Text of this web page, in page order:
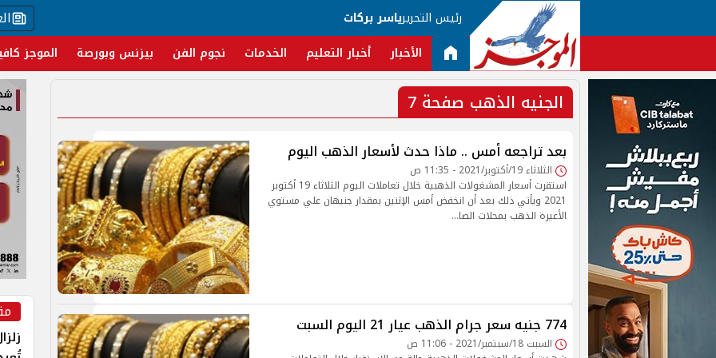
رئيس التحريرياسر بركات
الأخبار أخبار التعليم الخدمات نجوم الفن بيزنس وبورصة الموجز
الجنيه الذهب صفحة 7
بعد تراجعه أمس .. ماذا حدث لأسعار الذهب اليوم
الثلاثاء 19/أكتوبر/2021 - 11:35 ص
استقرت أسعار المشغولات الذهبية خلال تعاملات اليوم الثلاثاء 19 أكتوبر
2021 ويأتي ذلك بعد أن انخفض أمس الإثنين بمقدار جنيهان علي مستوي
الأعيرة الذهب بمحلات الصا…
774 جنيه سعر جرام الذهب عيار 21 اليوم السبت
السبت 18/سبتمبر/2021 - 11:06 ص